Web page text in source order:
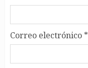
Correo electrónico *